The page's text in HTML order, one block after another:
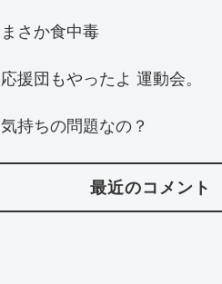
まさか食中毒
応援団もやったよ 運動会。
気持ちの問題なの？
最近のコメント